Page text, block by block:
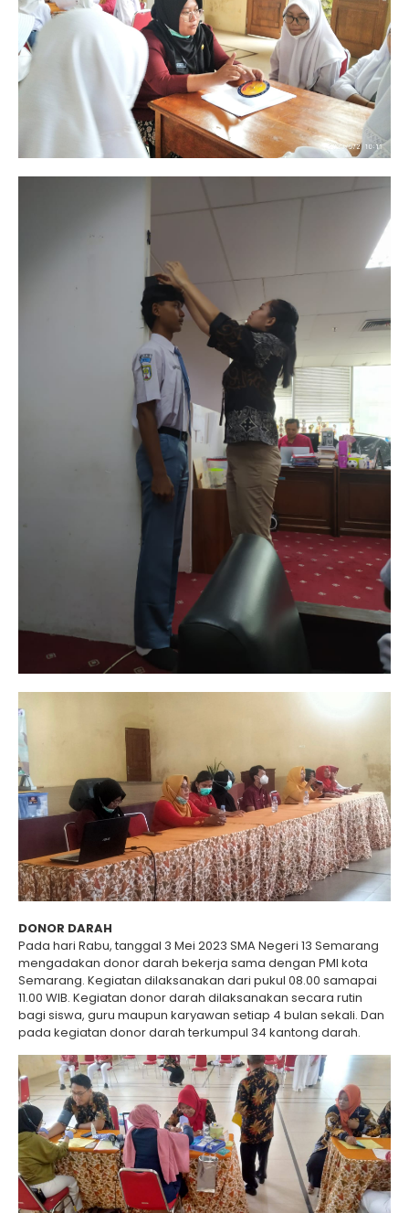
DONOR DARAH
Pada hari Rabu, tanggal 3 Mei 2023 SMA Negeri 13 Semarang
mengadakan donor darah bekerja sama dengan PMI kota
Semarang. Kegiatan dilaksanakan dari pukul 08.00 samapai
11.00 WIB. Kegiatan donor darah dilaksanakan secara rutin
bagi siswa, guru maupun karyawan setiap 4 bulan sekali. Dan
pada kegiatan donor darah terkumpul 34 kantong darah.